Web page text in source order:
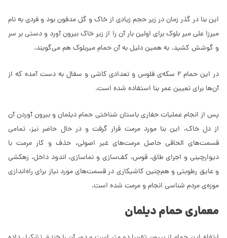
این بنا در گذر زمان در زیر حجم زیادی از خاک و گل مدفون بود و فردی به نام
میرزا علی میر بلوک برای اولین بار آن را از زیر خاک بیرون آورد و دستی بر سر
و گوشش کشید. به همین دلیل به آن حمام میربلوک هم می‌گویند.
در این حمام 2 سکه‌ی فلوس و تعدادی کاشی و سفال به دست آمده که از
آن‌ها برای تعیین عمر بنا استفاده شده است.
پس از انجام عملیات حفاری باستان شناختی حمام دیلمان و بیرون آوردن آن
از دل خاک، این بنا مورد مرمت قرار گرفت و در حال حاضر نیز، تمامی
قسمت‌های الحاقی حاصل مرمت‌های غیر اصولی، حذف و کار مرمت با
دیوارچینی و اجرای طاق، قوس، کف‌سازی و نماسازی، اندود داخل، زهکشی
و عایق رطوبتی و هم‌چنین کاشیکاری در قسمت‌های مورد نیاز برای راه‌اندازی
موزه‌ی مردم شناسی انجام و مرمت شده است.
معماری حمام دیلمان